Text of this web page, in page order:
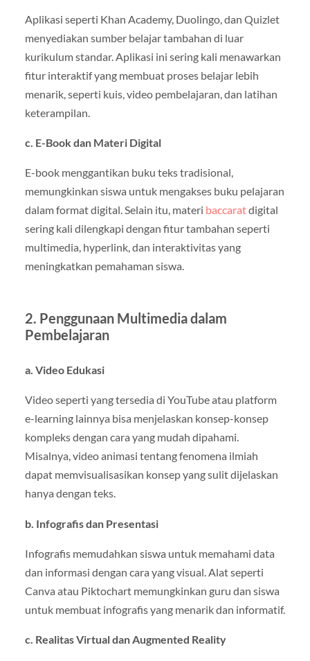
Aplikasi seperti Khan Academy, Duolingo, dan Quizlet
menyediakan sumber belajar tambahan di luar
kurikulum standar. Aplikasi ini sering kali menawarkan
fitur interaktif yang membuat proses belajar lebih
menarik, seperti kuis, video pembelajaran, dan latihan
keterampilan.
c. E-Book dan Materi Digital
E-book menggantikan buku teks tradisional,
memungkinkan siswa untuk mengakses buku pelajaran
dalam format digital. Selain itu, materi baccaratdigital
sering kali dilengkapi dengan fitur tambahan seperti
multimedia, hyperlink, dan interaktivitas yang
meningkatkan pemahaman siswa.
2. Penggunaan Multimedia dalam
Pembelajaran
a. Video Edukasi
Video seperti yang tersedia di YouTube atau platform
e-learning lainnya bisa menjelaskan konsep-konsep
kompleks dengan cara yang mudah dipahami.
Misalnya, video animasi tentang fenomena ilmiah
dapat memvisualisasikan konsep yang sulit dijelaskan
hanya dengan teks.
b. Infografis dan Presentasi
Infografis memudahkan siswa untuk memahami data
dan informasi dengan cara yang visual. Alat seperti
Canva atau Piktochart memungkinkan guru dan siswa
untuk membuat infografis yang menarik dan informatif.
c. Realitas Virtual dan Augmented Reality